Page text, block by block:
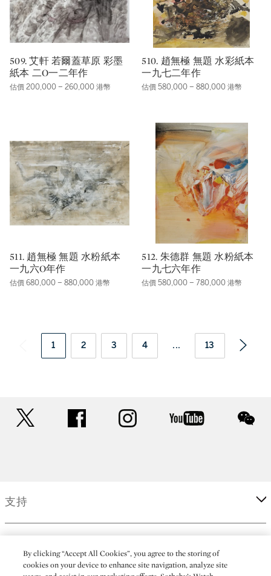
509. 艾軒 若爾蓋草原 彩墨
紙本 二O一二年作
估價 200,000 – 260,000 港幣
510. 趙無極 無題 水彩紙本
一九七二年作
估價 580,000 – 880,000 港幣
511. 趙無極 無題 水粉紙本
一九六O年作
估價 680,000 – 880,000 港幣
512. 朱德群 無題 水粉紙本
一九七六年作
估價 580,000 – 780,000 港幣
1 2 3 4 ... 13
facebook instagram youtube
支持
By clicking “Accept All Cookies”, you agree to the storing of
cookies on your device to enhance site navigation, analyze site